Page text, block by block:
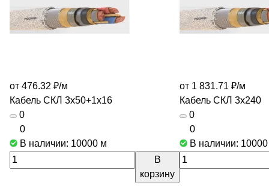
от 476.32 ₽/м
Кабель СКЛ 3х50+1х16
0
0
В наличии: 10000 м
В
корзину
от 1 831.71 ₽/м
Кабель СКЛ 3х240
0
0
В наличии: